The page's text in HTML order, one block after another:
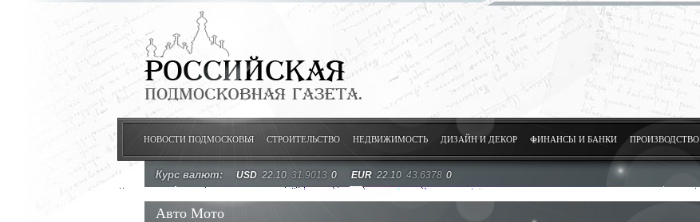
НОВОСТИ ПОДМОСКОВЬЯ СТРОИТЕЛЬСТВО НЕДВИЖИМОСТЬ ДИЗАЙН И ДЕКОР ФИНАНСЫ И БАНКИ ПРОИЗВОДСТВО
Курс валют: USD 22.10 31.9013 0 EUR 22.10 43.6378 0
Авто Мото